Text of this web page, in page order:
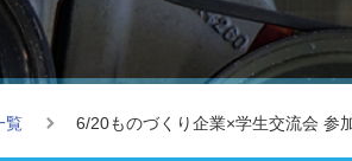
覧 6/20ものづくり企業×学生交流会 参